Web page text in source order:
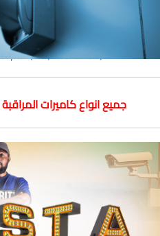
توفر الشركة لسيادتكم برنامج
نحن وكلاء كاميرات المراقبة
كوستا الصينية و
camera , analog camera
, cctv , hidden camera , NVR
جميع انواع كاميرات